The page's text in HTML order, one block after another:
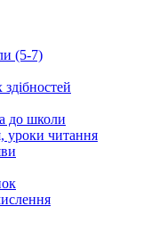
(5-7)
до школи
уроки читання